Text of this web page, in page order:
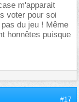
m'apparait
voter pour soi
du jeu ! Même
honnêtes puisque
#17